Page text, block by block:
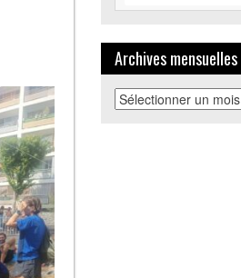
Archives mensuelles
Archives